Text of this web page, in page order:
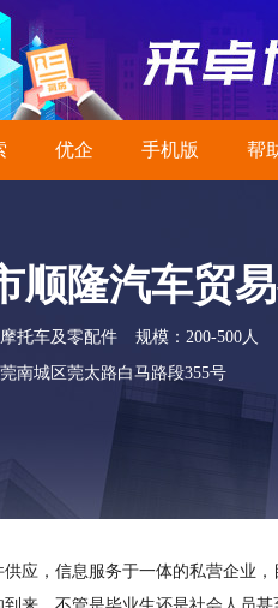
优企 手机版 帮
顺隆汽车贸
托车及零配件
规模：200-500人
南城区莞太路白马路段355号
应，信息服务于一体的私营企业